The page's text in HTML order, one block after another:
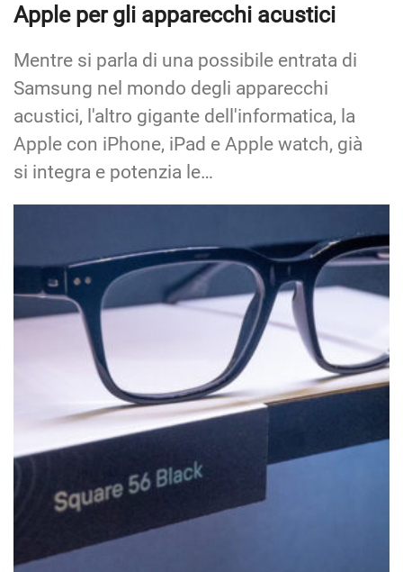
Apple per gli apparecchi acustici
Mentre si parla di una possibile entrata di
Samsung nel mondo degli apparecchi
acustici, l'altro gigante dell'informatica, la
Apple con iPhone, iPad e Apple watch, già
si integra e potenzia le…